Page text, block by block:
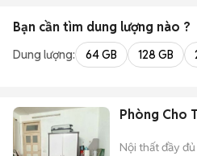
Bạn cần tìm dung lượng nào ?
Dung lượng: 64 GB 128 GB
Phòng Cho
Nội thất đầy đủ